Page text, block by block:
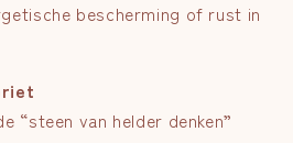
bescherming of rust in
“steen van helder denken”